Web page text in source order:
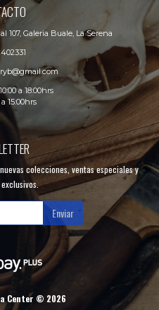
107, Galeria Buale, La Serena
a 18:00hrs
15:00hrs
colecciones, ventas especiales y
Enviar
Center © 2026